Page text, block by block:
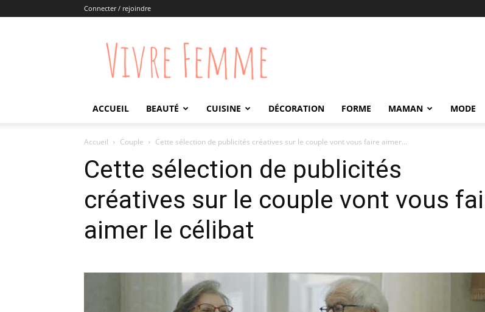
Connecter / rejoindre
Vivre
Femme
ACCUEIL BEAUTÉ CUISINE DÉCORATION FORME MAMAN MODE
Accueil Couple Cette sélection de publicités créatives sur le couple vont vous faire aimer...
Cette sélection de publicités
créatives sur le couple vont vous
aimer le célibat